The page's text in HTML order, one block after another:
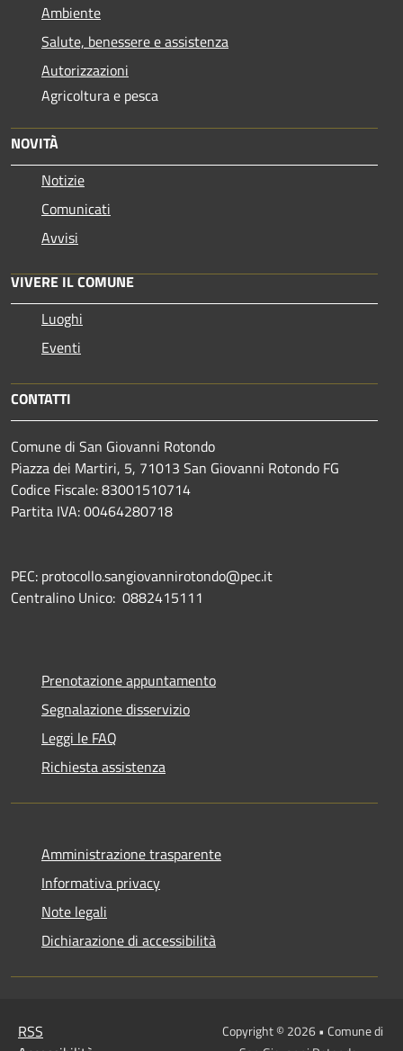
Ambiente
Salute, benessere e assistenza
Autorizzazioni
Agricoltura e pesca
NOVITÀ
Notizie
Comunicati
Avvisi
VIVERE IL COMUNE
Luoghi
Eventi
CONTATTI
Comune di San Giovanni Rotondo
Piazza dei Martiri, 5, 71013 San Giovanni Rotondo FG
Codice Fiscale: 83001510714
Partita IVA: 00464280718
PEC: protocollo.sangiovannirotondo@pec.it
Centralino Unico: 0882415111
Prenotazione appuntamento
Segnalazione disservizio
Leggi le FAQ
Richiesta assistenza
Amministrazione trasparente
Informativa privacy
Note legali
Dichiarazione di accessibilità
RSS
Copyright © 2026 • Comune di